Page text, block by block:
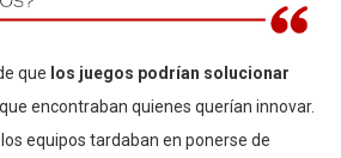
que los juegos podrían solucionar
encontraban quienes querían innovar.
equipos tardaban en ponerse de